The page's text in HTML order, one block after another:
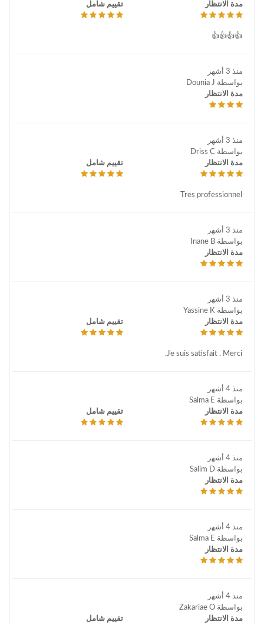
مدة الانتظار
تقييم شامل
👍👍👍👍
منذ 3 أشهر
بواسطة Dounia J
مدة الانتظار
منذ 3 أشهر
بواسطة Driss C
مدة الانتظار
تقييم شامل
Tres professionnel
منذ 3 أشهر
بواسطة Inane B
مدة الانتظار
منذ 3 أشهر
بواسطة Yassine K
مدة الانتظار
تقييم شامل
Je suis satisfait . Merci.
منذ 4 أشهر
بواسطة Salma E
مدة الانتظار
تقييم شامل
منذ 4 أشهر
بواسطة Salim D
مدة الانتظار
منذ 4 أشهر
بواسطة Salma E
مدة الانتظار
منذ 4 أشهر
بواسطة Zakariae O
مدة الانتظار
تقييم شامل